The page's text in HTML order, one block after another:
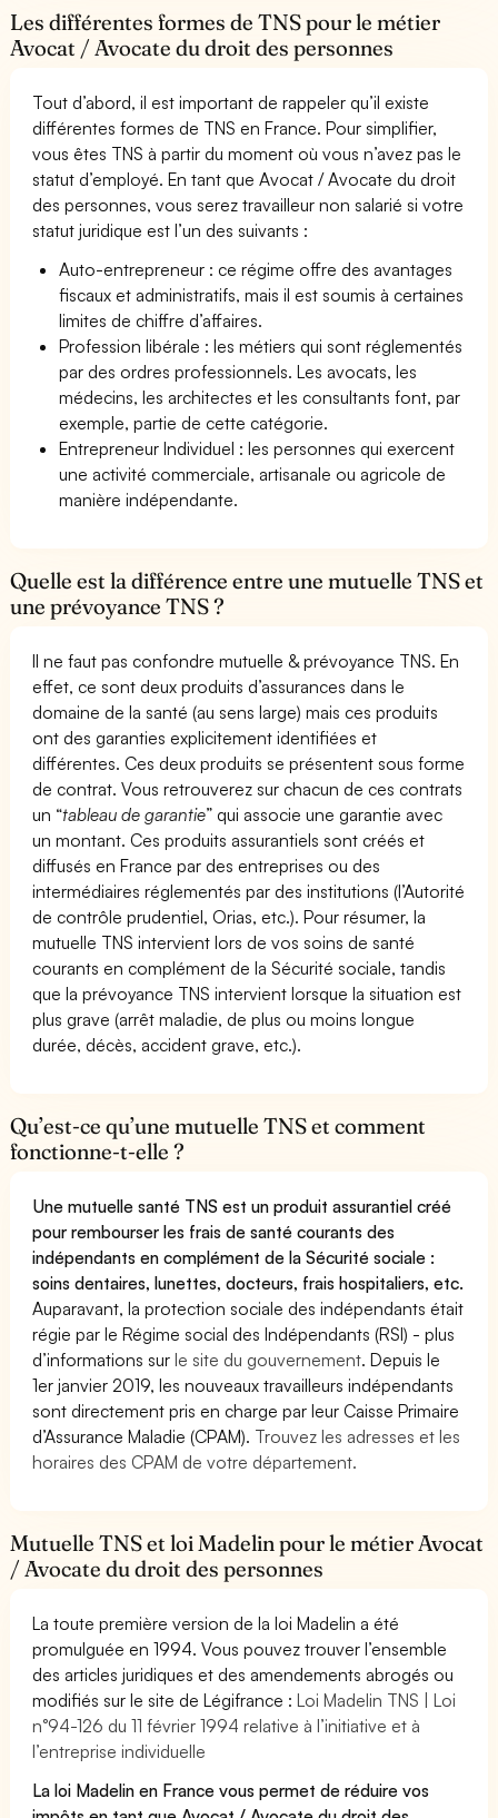
Les différentes formes de TNS pour le métier
Avocat / Avocate du droit des personnes
Tout d’abord, il est important de rappeler qu’il existe
différentes formes de TNS en France. Pour simplifier,
vous êtes TNS à partir du moment où vous n’avez pas le
statut d’employé. En tant que Avocat / Avocate du droit
des personnes, vous serez travailleur non salarié si votre
statut juridique est l’un des suivants :
Auto-entrepreneur : ce régime offre des avantages
fiscaux et administratifs, mais il est soumis à certaines
limites de chiffre d’affaires.
Profession libérale : les métiers qui sont réglementés
par des ordres professionnels. Les avocats, les
médecins, les architectes et les consultants font, par
exemple, partie de cette catégorie.
Entrepreneur Individuel : les personnes qui exercent
une activité commerciale, artisanale ou agricole de
manière indépendante.
Quelle est la différence entre une mutuelle TNS et
une prévoyance TNS ?
Il ne faut pas confondre mutuelle & prévoyance TNS. En
effet, ce sont deux produits d’assurances dans le
domaine de la santé (au sens large) mais ces produits
ont des garanties explicitement identifiées et
différentes. Ces deux produits se présentent sous forme
de contrat. Vous retrouverez sur chacun de ces contrats
un “tableau de garantie” qui associe une garantie avec
un montant. Ces produits assurantiels sont créés et
diffusés en France par des entreprises ou des
intermédiaires réglementés par des institutions (l’Autorité
de contrôle prudentiel, Orias, etc.). Pour résumer, la
mutuelle TNS intervient lors de vos soins de santé
courants en complément de la Sécurité sociale, tandis
que la prévoyance TNS intervient lorsque la situation est
plus grave (arrêt maladie, de plus ou moins longue
durée, décès, accident grave, etc.).
Qu’est-ce qu’une mutuelle TNS et comment
fonctionne-t-elle ?
Une mutuelle santé TNS est un produit assurantiel créé
pour rembourser les frais de santé courants des
indépendants en complément de la Sécurité sociale :
soins dentaires, lunettes, docteurs, frais hospitaliers, etc.
Auparavant, la protection sociale des indépendants était
régie par le Régime social des Indépendants (RSI) - plus
d’informations surle site du gouvernement. Depuis le
1er janvier 2019, les nouveaux travailleurs indépendants
sont directement pris en charge par leur Caisse Primaire
d’Assurance Maladie (CPAM). Trouvez les adresses et les
horaires des CPAM de votre département.
Mutuelle TNS et loi Madelin pour le métier Avocat
/ Avocate du droit des personnes
La toute première version de la loi Madelin a été
promulguée en 1994. Vous pouvez trouver l’ensemble
des articles juridiques et des amendements abrogés ou
modifiés sur le site de Légifrance :Loi Madelin TNS | Loi
n°94-126 du 11 février 1994 relative à l’initiative et à
l’entreprise individuelle
La loi Madelin en France vous permet de réduire vos